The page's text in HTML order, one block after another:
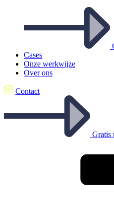
Cases
Onze werkwijze
Over ons
Contact
Gratis